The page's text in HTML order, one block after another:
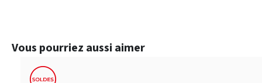
Ignorer la galerie de produits
Vous pourriez aussi aimer